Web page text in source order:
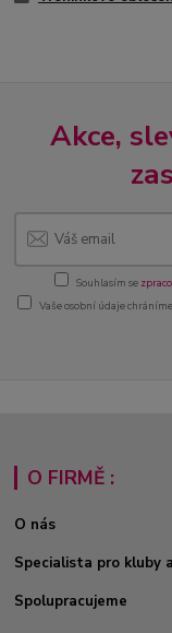
Akce,
Souhlasím se
Vaše osobní údaje
O FIRMĚ :
O nás
Specialista pro kluby
Spolupracujeme